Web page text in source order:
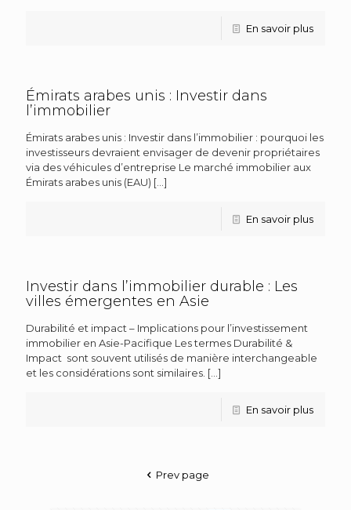
En savoir plus
Émirats arabes unis : Investir dans
l’immobilier
Émirats arabes unis : Investir dans l’immobilier : pourquoi les
investisseurs devraient envisager de devenir propriétaires
via des véhicules d’entreprise Le marché immobilier aux
Émirats arabes unis (EAU) […]
En savoir plus
Investir dans l’immobilier durable : Les
villes émergentes en Asie
Durabilité et impact – Implications pour l’investissement
immobilier en Asie-Pacifique Les termes Durabilité &
Impact sont souvent utilisés de manière interchangeable
et les considérations sont similaires. […]
En savoir plus
Prev page